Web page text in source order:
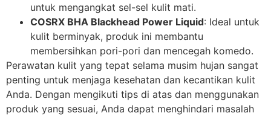
untuk mengangkat sel-sel kulit mati.
COSRX BHA Blackhead Power Liquid: Ideal untuk
kulit berminyak, produk ini membantu
membersihkan pori-pori dan mencegah komedo.
Perawatan kulit yang tepat selama musim hujan sangat
penting untuk menjaga kesehatan dan kecantikan kulit
Anda. Dengan mengikuti tips di atas dan menggunakan
produk yang sesuai, Anda dapat menghindari masalah